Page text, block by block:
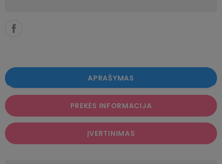
APRAŠYMAS
PREKĖS INFORMACIJA
ĮVERTINIMAS